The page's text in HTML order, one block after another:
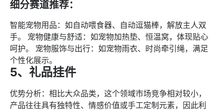
细分赛道推荐：
智能宠物用品：如自动喂食器、自动逗猫棒，解放主人双
手。 宠物健康与舒适：如宠物加热垫、恒温窝，体现贴心
呵护。 宠物服饰与出行：如宠物雨衣、时尚牵引绳，满足
个性化展示。
5、礼品挂件
优势分析：相比大众品类，这个领域市场竞争相对较小，
产品往往具有独特性、情感价值或手工定制元素，因此利